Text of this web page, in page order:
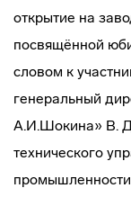
открытие на
посвящённой
словом к
генеральный
А.И.Шокина» В.
технического